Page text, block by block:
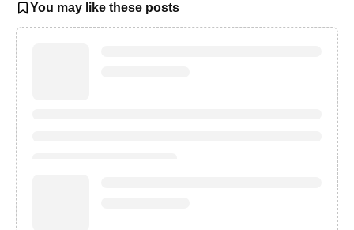
You may like these posts